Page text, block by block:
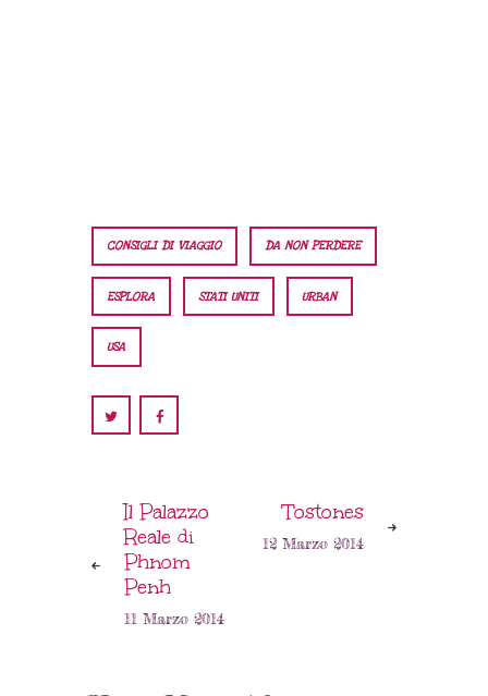
CONSIGLI DI VIAGGIO DA NON PERDERE
ESPLORA STATI UNITI URBAN
USA
Il Palazzo
Reale di
Phnom
Penh
11 Marzo 2014
Tostones
12 Marzo 2014